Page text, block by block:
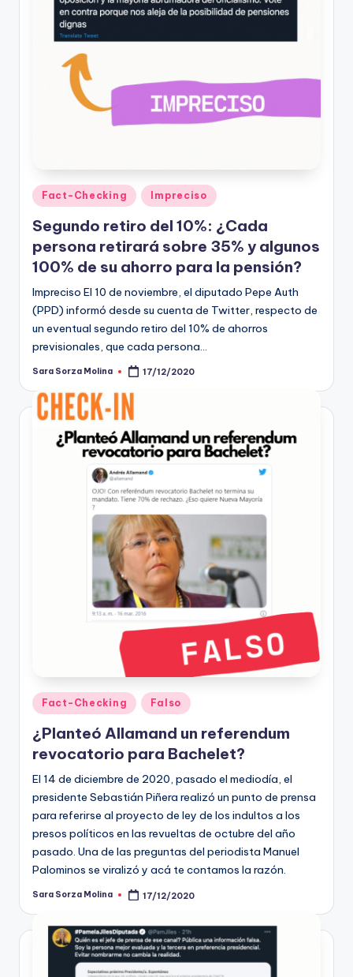
Publicado
en
Fact-Checking Impreciso
Segundo retiro del 10%: ¿Cada
persona retirará sobre 35% y algunos
100% de su ahorro para la pensión?
Impreciso El 10 de noviembre, el diputado Pepe Auth
(PPD) informó desde su cuenta de Twitter, respecto de
un eventual segundo retiro del 10% de ahorros
previsionales, que cada persona…
Publicado
Sara Sorza Molina 17/12/2020
Publicado
en
Fact-Checking Falso
¿Planteó Allamand un referendum
revocatorio para Bachelet?
El 14 de diciembre de 2020, pasado el mediodía, el
presidente Sebastián Piñera realizó un punto de prensa
para referirse al proyecto de ley de los indultos a los
presos políticos en las revueltas de octubre del año
pasado. Una de las preguntas del periodista Manuel
Palominos se viralizó y acá te contamos la razón.
Publicado
Sara Sorza Molina 17/12/2020